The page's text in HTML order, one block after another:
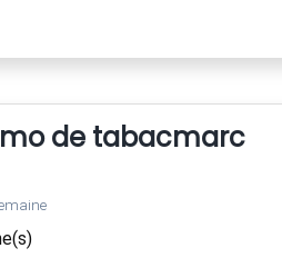
de tabacmarc